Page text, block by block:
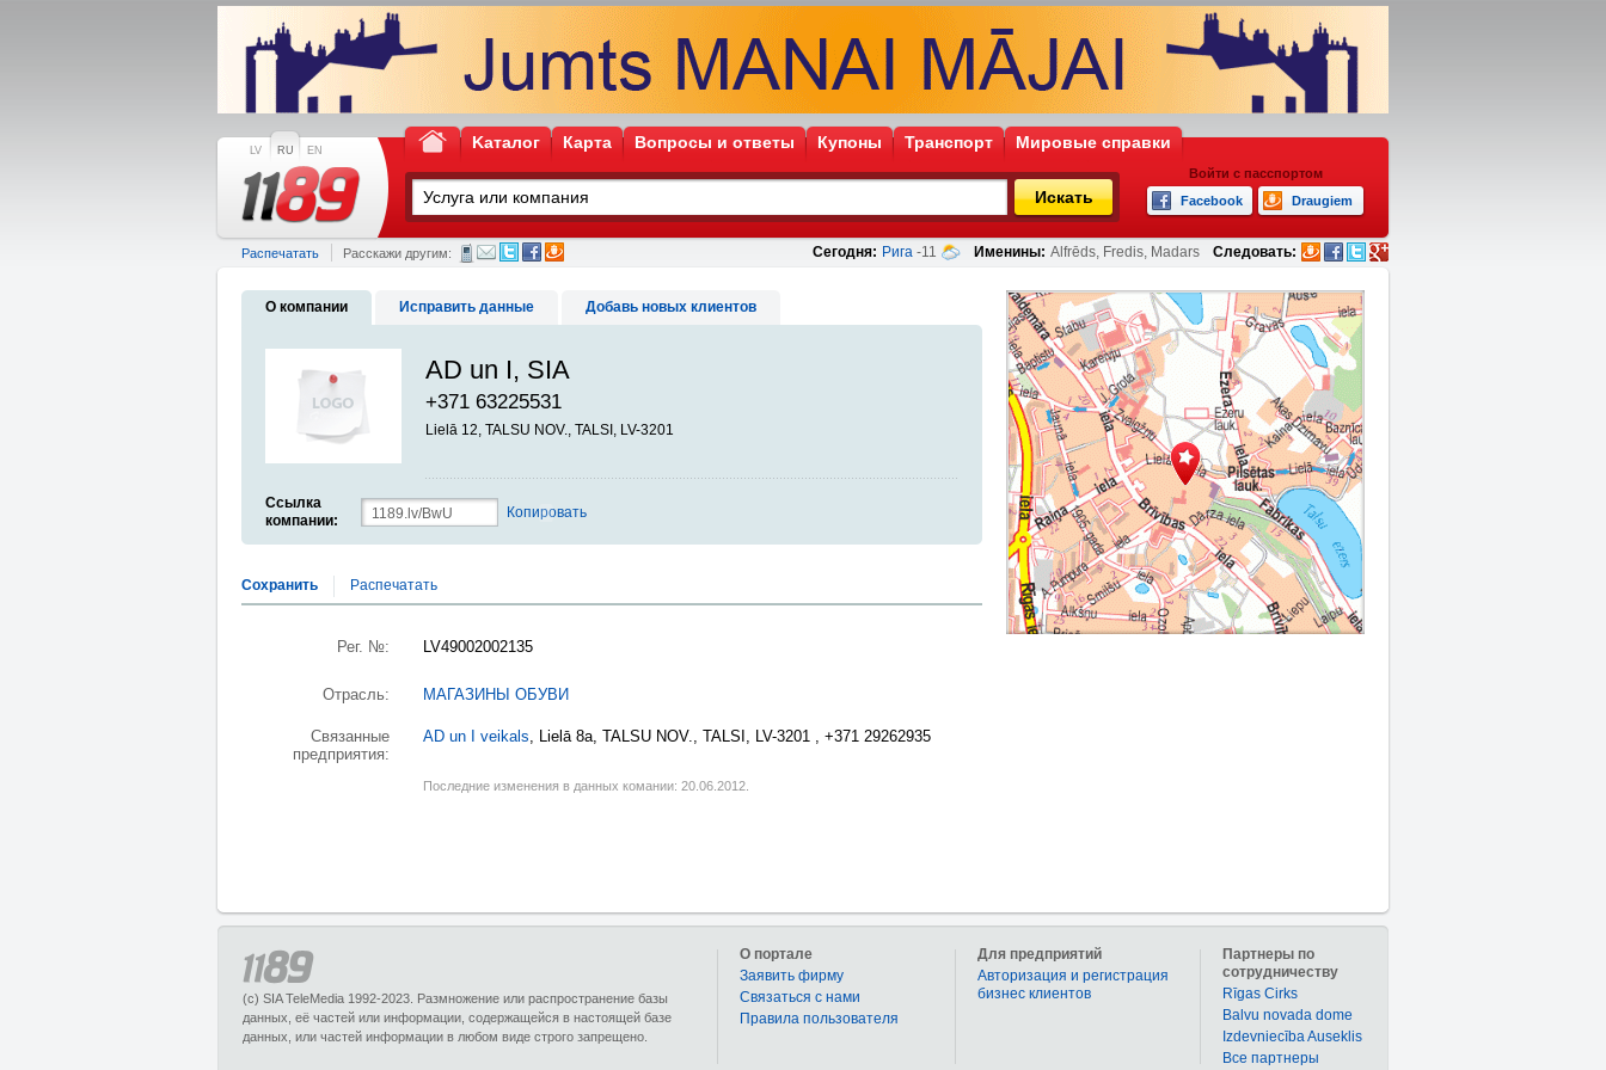
LV RU EN Kаталог Карта Вопросы и ответы Купоны Транспорт Мировые справки
Искать
Войти с пасспортом
Facebook
Draugiem
Сегодня: Рига -11 Именины: Alfrēds, Fredis, Madars Следовать:
Распечатать Расскажи другим:
О компании Исправить данные Добавь новых клиентов
AD un I, SIA
+371 63225531
Lielā 12, TALSU NOV., TALSI, LV-3201
Ссылка
компании:
Копировать
Сохранить Распечатать
Рег. №: LV49002002135
Отрасль: МАГАЗИНЫ ОБУВИ
Связанные
предприятия:
AD un I veikals, Lielā 8a, TALSU NOV., TALSI, LV-3201 , +371 29262935
Последние изменения в данных комании: 20.06.2012.
(c) SIA TeleMedia 1992-2023. Размножение или распространение базы
данных, её частей или информации, содержащейся в настоящей базе
данных, или частей информации в любом виде строго запрещено.
Партнеры по
сотрудничеству
Rīgas Cirks
Balvu novada dome
Izdevniecība Auseklis
Bce партнеры
Для предприятий
Авторизация и регистрация
бизнес клиентов
О портале
Заявить фирму
Связаться с нами
Правила пользователя